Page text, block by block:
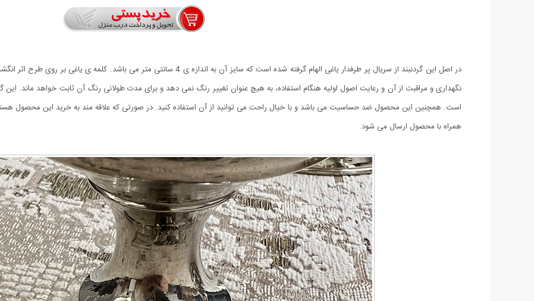
در اصل این گردنبند از سریال پر طرفدار یاغی الهام گرفته شده است که سایز آن به اندازه ی
نگهداری و مراقبت از آن و رعایت اصول اولیه هنگام استفاده، به هیچ عنوان تغییر رنگ نمی دهد و برای مدت طولانی رنگ آن ثابت خواهد ماند.
همراه با محصول ارسال می شود.